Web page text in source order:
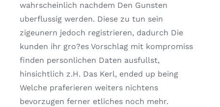
wahrscheinlich nachdem Den Gunsten
uberflussig werden. Diese zu tun sein
zigeunern jedoch registrieren, dadurch Die
kunden ihr gro?es Vorschlag mit kompromiss
finden personlichen Daten ausfullst,
hinsichtlich z.H. Das Kerl, ended up being
Welche praferieren weiters nichtens
bevorzugen ferner etliches noch mehr.